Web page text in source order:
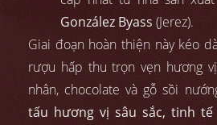
González Byass (Jerez).
Giai đoạn hoàn thiện này kéo
rượu hấp thu trọn vẹn hương
nhân, chocolate và gỗ sồi
tấu hương vị sâu sắc, tinh